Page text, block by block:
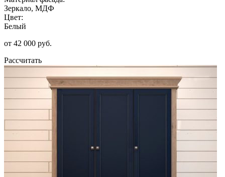
Зеркало, МДФ
Цвет:
Белый
от 42 000 руб.
Рассчитать